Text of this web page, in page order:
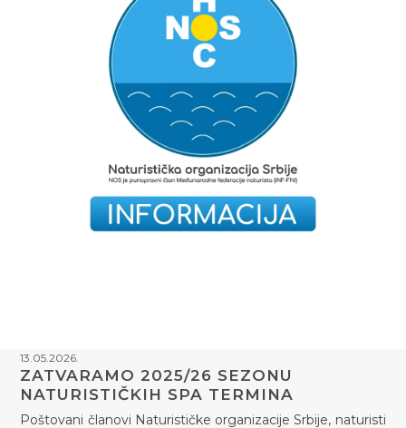
13.05.2026.
ZATVARAMO 2025/26 SEZONU
NATURISTIČKIH SPA TERMINA
Poštovani članovi Naturističke organizacije Srbije, naturisti